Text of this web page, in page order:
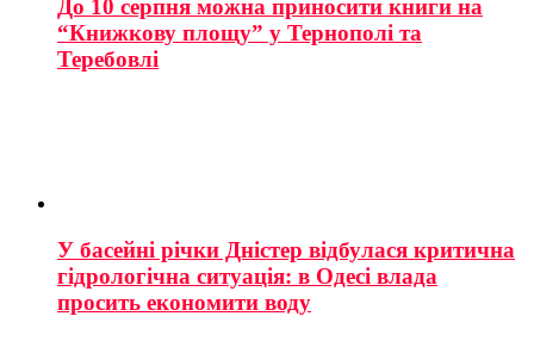
До 10 серпня можна приносити книги на
“Книжкову площу” у Тернополі та
Теребовлі
У басейні річки Дністер відбулася критична
гідрологічна ситуація: в Одесі влада
просить економити воду